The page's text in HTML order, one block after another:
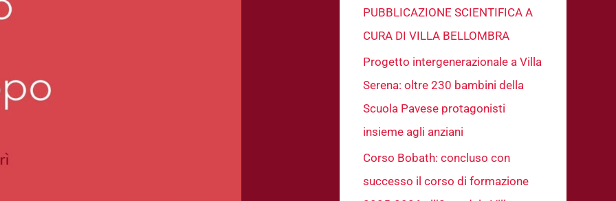
PUBBLICAZIONE SCIENTIFICA A
CURA DI VILLA BELLOMBRA
Progetto intergenerazionale a Villa
Serena: oltre 230 bambini della
Scuola Pavese protagonisti
insieme agli anziani
Corso Bobath: concluso con
successo il corso di formazione